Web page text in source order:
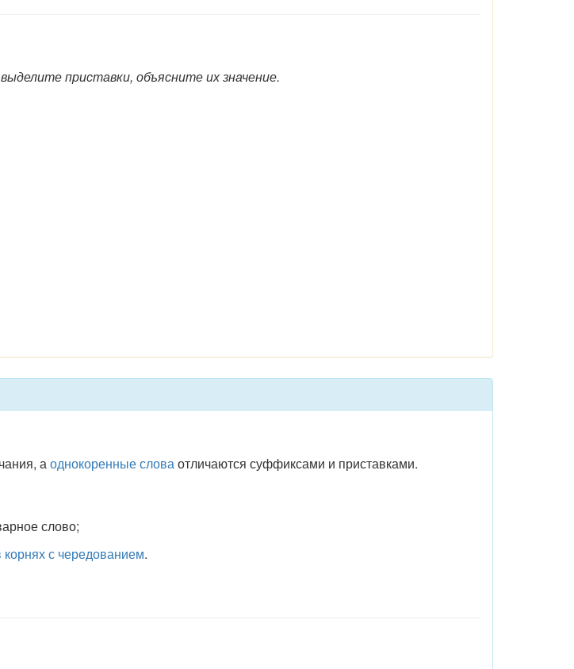
приставки, объясните их значение.
аоднокоренные словаотличаются суффиксами и приставками.
слово;
с чередованием.